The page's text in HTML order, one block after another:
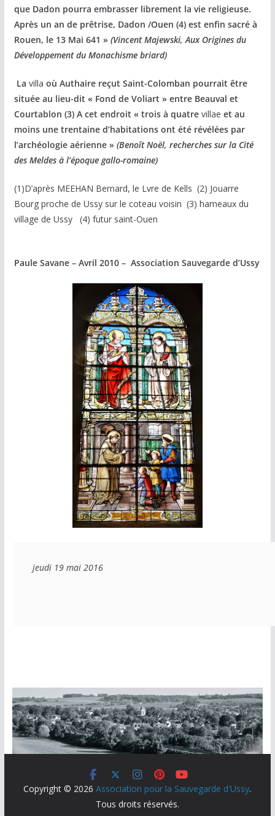
que Dadon pourra embrasser librement la vie religieuse.
Après un an de prêtrise, Dadon /Ouen (4) est enfin sacré à
Rouen, le 13 Mai 641 » (Vincent Majewski, Aux Origines du
Développement du Monachisme briard)
La villa où Authaire reçut Saint-Colomban pourrait être
située au lieu-dit « Fond de Voliart » entre Beauval et
Courtablon (3) A cet endroit « trois à quatre villae et au
moins une trentaine d’habitations ont été révélées par
l’archéologie aérienne » (Benoît Noël, recherches sur la Cité
des Meldes à l’époque gallo-romaine)
(1)D’après MEEHAN Bernard, le Lvre de Kells (2) Jouarre
Bourg proche de Ussy sur le coteau voisin (3) hameaux du
village de Ussy (4) futur saint-Ouen
Paule Savane – Avril 2010 – Association Sauvegarde d’Ussy
jeudi 19 mai 2016
Copyright © 2026Association pour la Sauvegarde d'Ussy.
Tous droits réservés.